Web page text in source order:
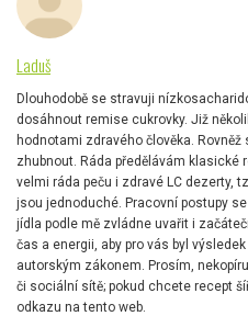
Laduš
Dlouhodobě se stravuji
dosáhnout remise cukrovky. Již
hodnotami zdravého člověka.
zhubnout. Ráda předělávám klasické
velmi ráda peču i zdravé LC dezerty,
jsou jednoduché. Pracovní postupy
jídla podle mě zvládne uvařit i
čas a energii, aby pro vás byl
autorským zákonem. Prosím,
či sociální sítě; pokud chcete recept
odkazu na tento web.